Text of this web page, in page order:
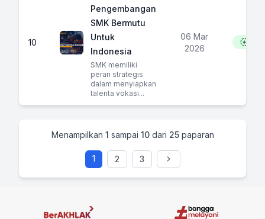
10
Pengembangan
SMK Bermutu
Untuk
Indonesia
SMK memiliki
peran strategis
dalam menyiapkan
talenta vokasi...
06 Mar
2026
Menampilkan 1 sampai 10dari 25paparan
1 2 3